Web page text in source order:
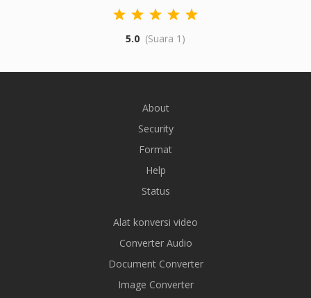
5.0 (Suara 1)
About
Security
Format
Help
Status
Alat konversi video
Converter Audio
Document Converter
Image Converter